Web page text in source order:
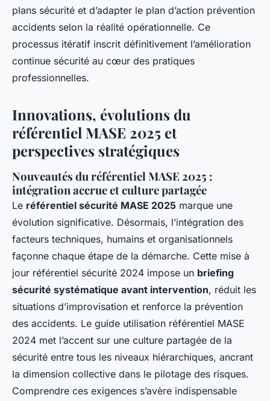
plans sécurité et d’adapter le plan d’action prévention
accidents selon la réalité opérationnelle. Ce
processus itératif inscrit définitivement l’amélioration
continue sécurité au cœur des pratiques
professionnelles.
Innovations, évolutions du
référentiel MASE 2025 et
perspectives stratégiques
Nouveautés du référentiel MASE 2025 :
intégration accrue et culture partagée
Le référentiel sécurité MASE 2025 marque une
évolution significative. Désormais, l’intégration des
facteurs techniques, humains et organisationnels
façonne chaque étape de la démarche. Cette mise à
jour référentiel sécurité 2024 impose un briefing
sécurité systématique avant intervention, réduit les
situations d’improvisation et renforce la prévention
des accidents. Le guide utilisation référentiel MASE
2024 met l’accent sur une culture partagée de la
sécurité entre tous les niveaux hiérarchiques, ancrant
la dimension collective dans le pilotage des risques.
Comprendre ces exigences s’avère indispensable